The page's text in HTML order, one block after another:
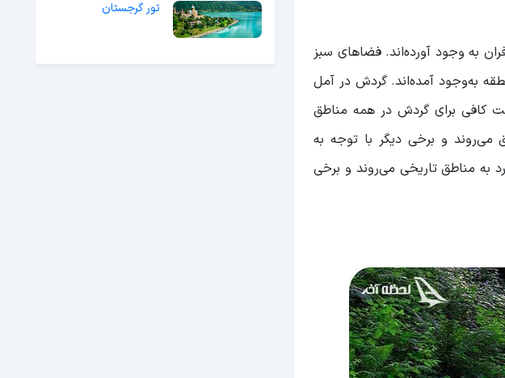
به وجود آورده‌اند. فضاهای سبز
به‌وجود آمده‌اند. گردش در آمل
کافی برای گردش در همه مناطق
و برخی دیگر با توجه به
به مناطق تاریخی می‌روند و برخی
تور گرجستان